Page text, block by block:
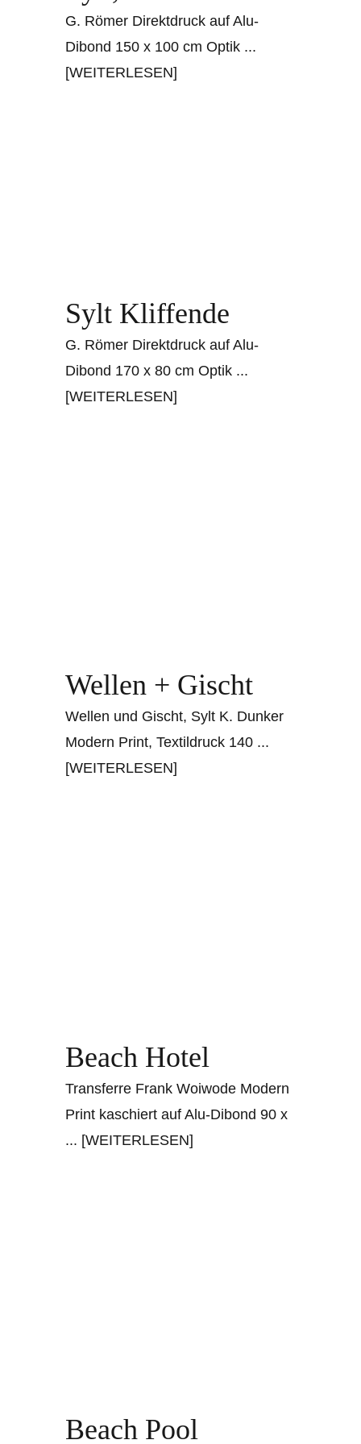
G. Römer Direktdruck auf Alu-
Dibond 150 x 100 cm Optik ...
[WEITERLESEN]
Sylt Kliffende
G. Römer Direktdruck auf Alu-
Dibond 170 x 80 cm Optik ...
[WEITERLESEN]
Wellen + Gischt
Wellen und Gischt, Sylt K. Dunker
Modern Print, Textildruck 140 ...
[WEITERLESEN]
Beach Hotel
Transferre Frank Woiwode Modern
Print kaschiert auf Alu-Dibond 90 x
... [WEITERLESEN]
Beach Pool